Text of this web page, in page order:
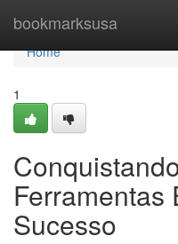
bookmarksusa
Home
Home
1
Ferramentas
Sucesso